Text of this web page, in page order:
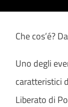
Che cos’é?
Uno degli
caratteristici
Liberato di